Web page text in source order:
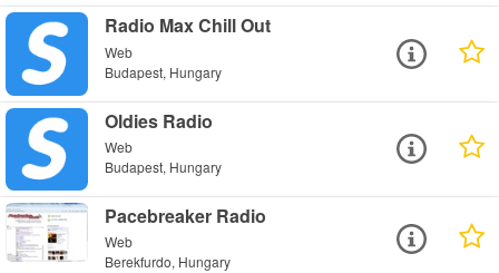
Radio Max Chill Out
Web
Budapest, Hungary
Oldies Radio
Web
Budapest, Hungary
Pacebreaker Radio
Web
Berekfurdo, Hungary